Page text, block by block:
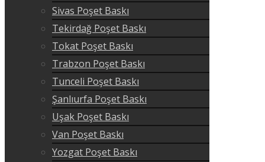
Sivas Poşet Baskı
Tekirdağ Poşet Baskı
Tokat Poşet Baskı
Trabzon Poşet Baskı
Tunceli Poşet Baskı
Şanlıurfa Poşet Baskı
Uşak Poşet Baskı
Van Poşet Baskı
Yozgat Poşet Baskı